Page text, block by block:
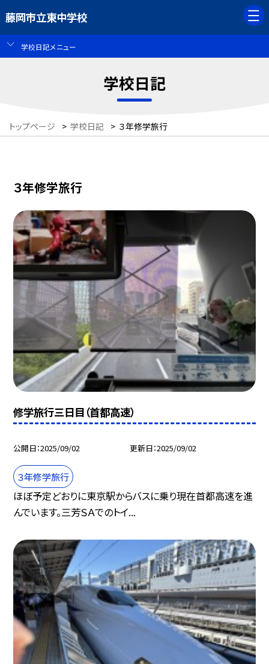
藤岡市立東中学校
学校日記メニュー
学校日記
トップページ > 学校日記 > ３年修学旅行
３年修学旅行
修学旅行三日目（首都高速）
公開日 2025/09/02 更新日 2025/09/02
３年修学旅行
ほぼ予定どおりに東京駅からバスに乗り現在首都高速を進
んでいます。三芳ＳＡでのトイ...